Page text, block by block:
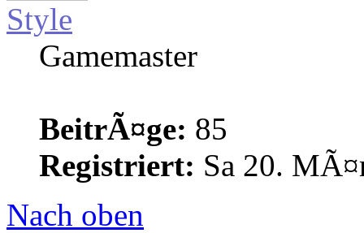
Style
Gamemaster
BeitrÃ¤ge: 85
Registriert: Sa 20.
Nach oben